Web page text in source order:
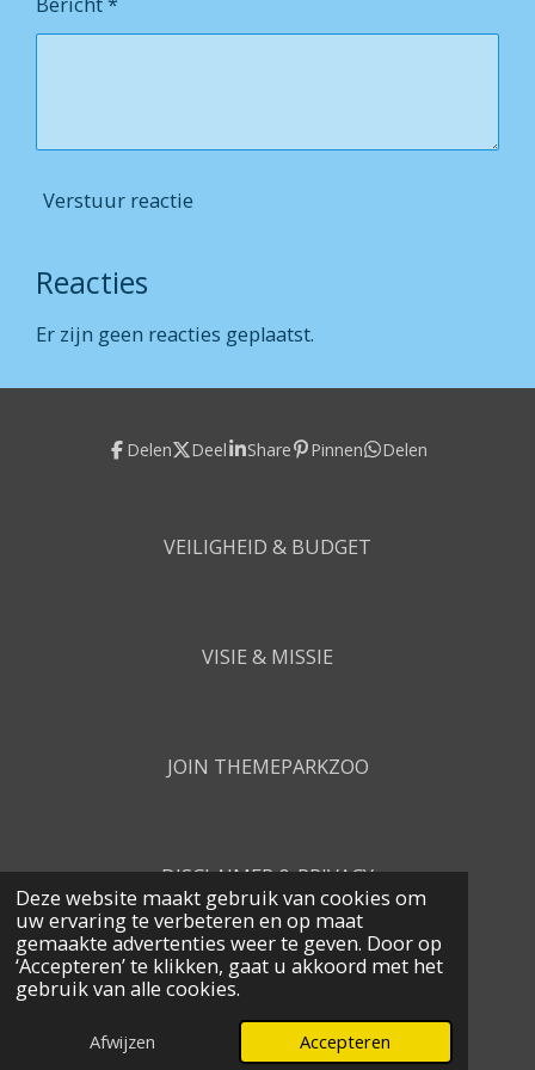
Deze website maakt gebruik van cookies om
uw ervaring te verbeteren en op maat
gemaakte advertenties weer te geven. Door op
‘Accepteren’ te klikken, gaat u akkoord met het
gebruik van alle cookies.
Afwijzen Accepteren
Verstuur reactie
Reacties
Er zijn geen reacties geplaatst.
Delen Deel Share Pinnen Delen
VEILIGHEID & BUDGET
VISIE & MISSIE
JOIN THEMEPARKZOO
DISCLAIMER & PRIVACY
CONTACT
© 2026 Themeparkzoo